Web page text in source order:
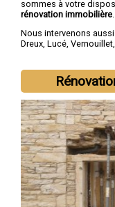
sommes à votre
rénovation immobilière
Nous intervenons
Dreux, Lucé, Vernouillet,